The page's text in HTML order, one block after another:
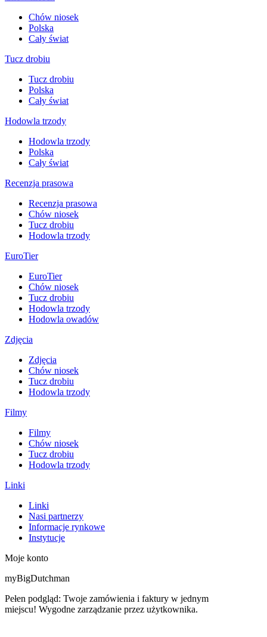
Chów niosek
Polska
Cały świat
Tucz drobiu
Tucz drobiu
Polska
Cały świat
Hodowla trzody
Hodowla trzody
Polska
Cały świat
Recenzja prasowa
Recenzja prasowa
Chów niosek
Tucz drobiu
Hodowla trzody
EuroTier
EuroTier
Chów niosek
Tucz drobiu
Hodowla trzody
Hodowla owadów
Zdjęcia
Zdjęcia
Chów niosek
Tucz drobiu
Hodowla trzody
Filmy
Filmy
Chów niosek
Tucz drobiu
Hodowla trzody
Linki
Linki
Nasi partnerzy
Informacje rynkowe
Instytucje
Moje konto
myBigDutchman
Pełen podgląd: Twoje zamówienia i faktury w jednym
miejscu! Wygodne zarządzanie przez użytkownika.